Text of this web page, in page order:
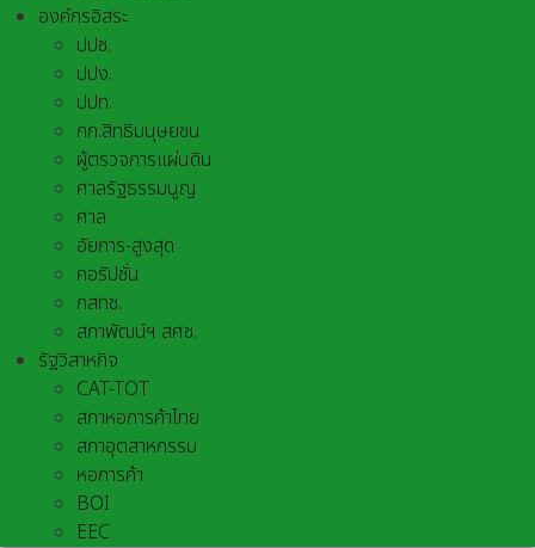
องค์กรอิสระ
ปปช.
ปปง.
ปปท.
กก.สิทธิมนุษยชน
ผู้ตรวจการแผ่นดิน
ศาลรัฐธรรมนูญ
ศาล
อัยการ-สูงสุด
คอรัปชั่น
กสทช.
สภาพัฒน์ฯ สศช.
รัฐวิสาหกิจ
CAT-TOT
สภาหอการค้าไทย
สภาอุตสาหกรรม
หอการค้า
BOI
EEC